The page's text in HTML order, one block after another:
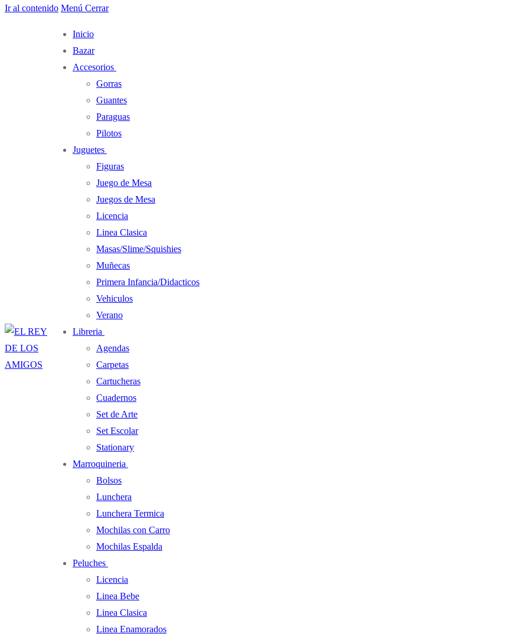
Ir al contenido Menú Cerrar
Inicio
Bazar
Accesorios
Gorras
Guantes
Paraguas
Pilotos
Juguetes
Figuras
Juego de Mesa
Juegos de Mesa
Licencia
Linea Clasica
Masas/Slime/Squishies
Muñecas
Primera Infancia/Didacticos
Vehiculos
Verano
Libreria
Agendas
Carpetas
Cartucheras
Cuadernos
Set de Arte
Set Escolar
Stationary
Marroquineria
Bolsos
Lunchera
Lunchera Termica
Mochilas con Carro
Mochilas Espalda
Peluches
Licencia
Linea Bebe
Linea Clasica
Linea Enamorados